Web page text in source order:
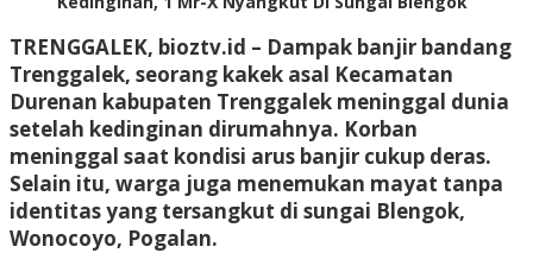
TRENGGALEK, bioztv.id – Dampak banjir bandang
Trenggalek, seorang kakek asal Kecamatan
Durenan kabupaten Trenggalek meninggal dunia
setelah kedinginan dirumahnya. Korban
meninggal saat kondisi arus banjir cukup deras.
Selain itu, warga juga menemukan mayat tanpa
identitas yang tersangkut di sungai Blengok,
Wonocoyo, Pogalan.